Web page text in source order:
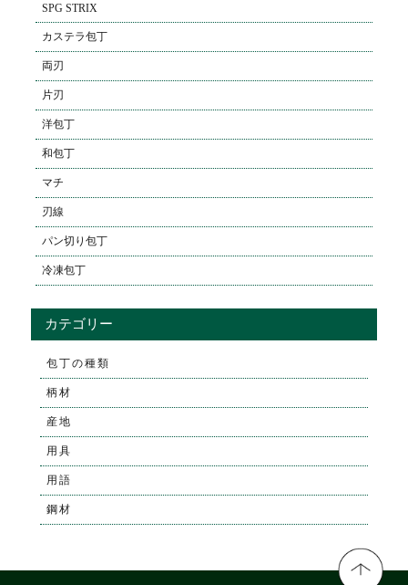
SPG STRIX
カステラ包丁
両刃
片刃
洋包丁
和包丁
マチ
刃線
パン切り包丁
冷凍包丁
カテゴリー
包丁の種類
柄材
産地
用具
用語
鋼材